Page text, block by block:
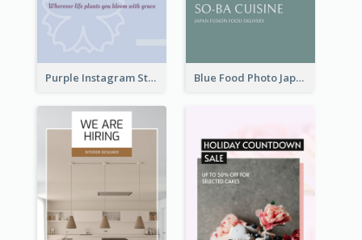
Purple Instagram Story Blue Food Photo Japan Cuisine Instagram Story